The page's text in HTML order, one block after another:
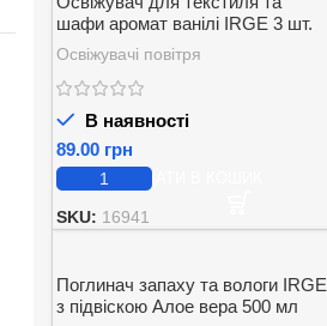
шафи аромат ванілі IRGE 3 шт.
Освіжувачі повітря
В наявності
грн
SKU: 16941
Поглинач запаху та вологи IRGE
з підвіскою Алое вера 500 мл